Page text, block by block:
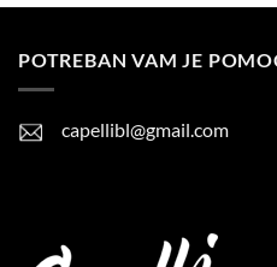
POTREBAN VAM JE
capellibl@gmail.com